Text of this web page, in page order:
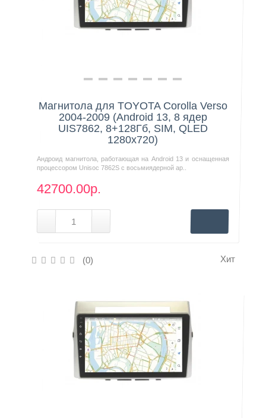
Нашли дешевле?
Магнитола для TOYOTA Corolla Verso
2004-2009 (Android 13, 8 ядер
UIS7862, 8+128Гб, SIM, QLED
1280x720)
Андроид магнитола, работающая на Android 13 и оснащенная
процессором Unisoc 7862S с восьмиядерной ар..
42700.00р.
(0) Хит